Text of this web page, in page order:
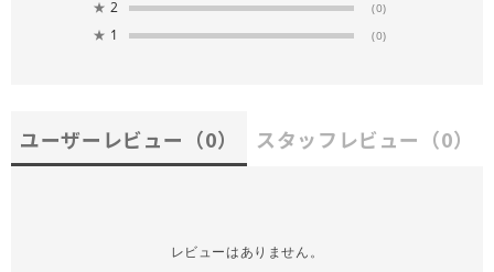
★ 2 (0)
★ 1 (0)
ユーザーレビュー （0） スタッフレビュー （0）
レビューはありません。